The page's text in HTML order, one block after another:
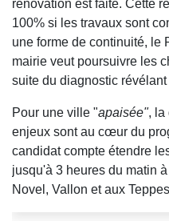
rénovation est faite. Cette
100% si les travaux sont
une forme de continuité, le
mairie veut poursuivre les
suite du diagnostic
Pour une ville "apaisée", la
enjeux sont au cœur du
candidat compte étendre
jusqu'à 3 heures du matin
Novel, Vallon et aux